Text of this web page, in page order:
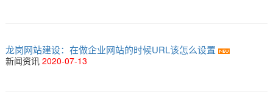
龙岗网站建设：在做企业网站的时候URL该怎么设置
新闻资讯 2020-07-13